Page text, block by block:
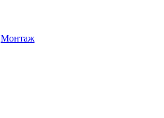
Монтаж